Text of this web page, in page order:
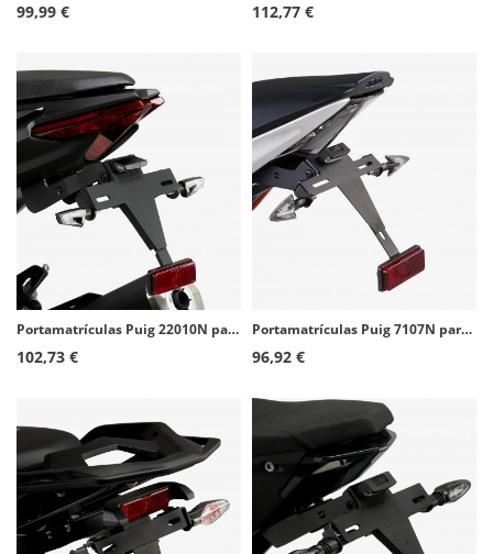
99,99 € 112,77 €
Portamatrículas Puig 22010N para Kawasaki Ninja 500, Z500 (24-26)
102,73 €
Portamatrículas Puig 7107N para KTM RC125/390 (14-21)
96,92 €